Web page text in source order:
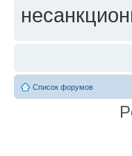
Список форумов